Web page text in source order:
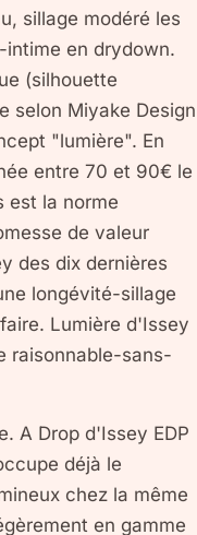
sillage modéré les
intime en drydown.
(silhouette
selon Miyake Design
"lumière". En
entre 70 et 90€ le
est la norme
de valeur
des dix dernières
longévité-sillage
Lumière d'Issey
raisonnable-sans-
A Drop d'Issey EDP
déjà le
chez la même
en gamme